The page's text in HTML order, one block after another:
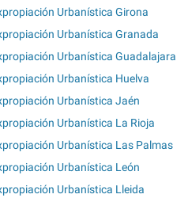
Urbanística Girona
Urbanística Granada
Urbanística Guadalajara
Urbanística Huelva
Urbanística Jaén
Urbanística La Rioja
Urbanística Las Palmas
Urbanística León
Urbanística Lleida